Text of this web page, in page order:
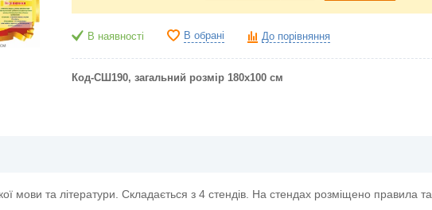
В наявності В обрані До порівняння
Код-СШ190, загальний розмір 180х100 см
мови та літератури. Складається з 4 стендів. На стендах розміщено правила та